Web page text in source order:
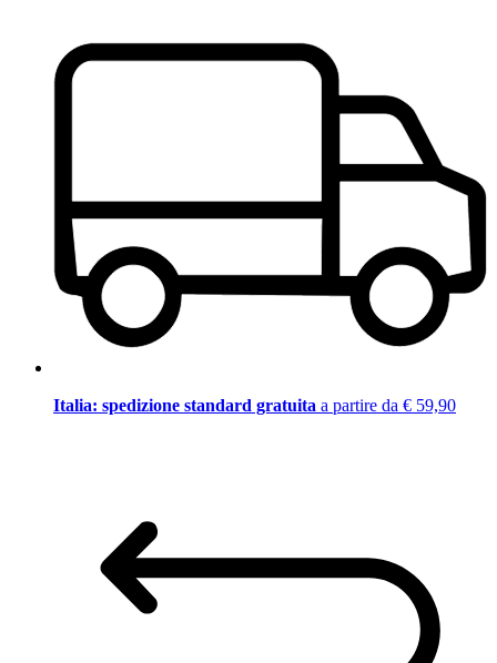
Italia: spedizione standard gratuita a partire da € 59,90